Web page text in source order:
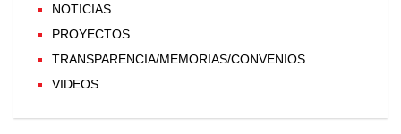
NOTICIAS
PROYECTOS
TRANSPARENCIA/MEMORIAS/CONVENIOS
VIDEOS